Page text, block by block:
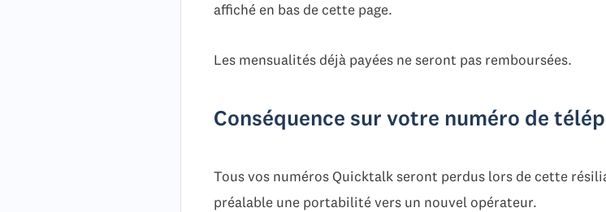
affiché en bas de cette page.
Les mensualités déjà payées ne seront pas remboursées.
Conséquence sur votre numéro de
Tous vos numéros Quicktalk seront perdus lors de cette
préalable une portabilité vers un nouvel opérateur.